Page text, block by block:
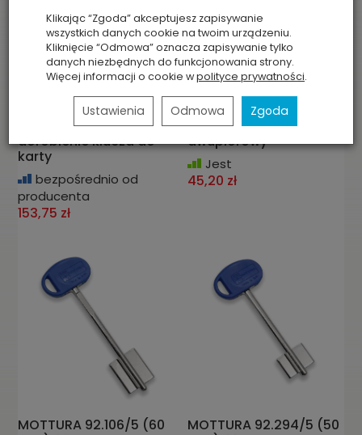
MOTTURA Champions
PRO-MODULAR,
dorobienie klucza do
karty
bezpośrednio od
producenta
153,75 zł
MOTTURA 92.269/5 (50
mm), klucz surowy-
dwupiórowy
Jest
45,20 zł
MOTTURA 92.106/5 (60
MOTTURA 92.294/5 (50
Klikając “Zgoda” akceptujesz zapisywanie
wszystkich danych cookie na twoim urządzeniu.
Kliknięcie “Odmowa” oznacza zapisywanie tylko
danych niezbędnych do funkcjonowania strony.
Więcej informacji o cookie wpolityce prywatności.
Ustawienia Odmowa Zgoda